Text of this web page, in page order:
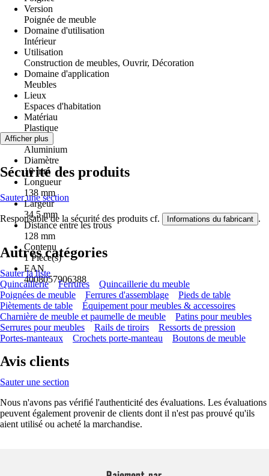
Version
Poignée de meuble
Domaine d'utilisation
Intérieur
Utilisation
Construction de meubles, Ouvrir, Décoration
Domaine d'application
Meubles
Lieux
Espaces d'habitation
Matériau
Plastique
Coloris
Aluminium
Diamètre
10 mm
Longueur
138 mm
Largeur
34,5 mm
Distance entre les trous
128 mm
Contenu
1 Pièce(s)
EAN
4008057906388
Afficher plus
Sécurité des produits
Sauter une section
Responsable de la sécurité des produits cf. Informations du fabricant .
Autres catégories
Sauter la liste
Quincaillerie
Ferrures
Quincaillerie du meuble
Poignées de meuble
Ferrures d'assemblage
Pieds de table
Piètements de table
Équipement pour meubles & accessoires
Charnière de meuble et paumelle de meuble
Patins pour meubles
Serrures pour meubles
Rails de tiroirs
Ressorts de pression
Portes-manteaux
Crochets porte-manteau Boutons de meuble
Avis clients
Sauter une section
Nous n'avons pas vérifié l'authenticité des évaluations. Les évaluations
peuvent également provenir de clients dont il n'est pas prouvé qu'ils
aient utilisé ou acheté la marchandise.